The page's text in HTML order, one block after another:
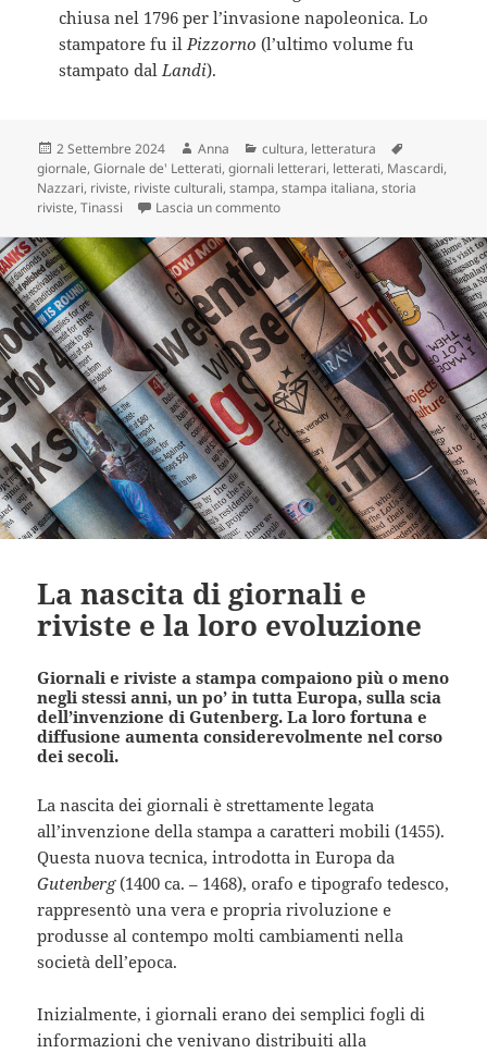
chiusa nel 1796 per l’invasione napoleonica. Lo
stampatore fu il Pizzorno (l’ultimo volume fu
stampato dal Landi).
Scritto
il
2 Settembre 2024 Autore
Anna Categorie
cultura, letteratura
giornale,Giornale de' Letterati,giornali letterari, letterati, Mascardi,
Nazzari, riviste, riviste culturali,stampa,stampa italiana,storia
riviste,Tinassi Lascia un commentosu Giornale de’ Letterati: tra le
La nascita di giornali e
riviste e la loro evoluzione
Giornali e riviste a stampa compaiono più o meno
negli stessi anni, un po’ in tutta Europa, sulla scia
dell’invenzione di Gutenberg. La loro fortuna e
diffusione aumenta considerevolmente nel corso
dei secoli.
La nascita dei giornali è strettamente legata
all’invenzione della stampa a caratteri mobili (1455).
Questa nuova tecnica, introdotta in Europa da
Gutenberg(1400 ca. – 1468), orafo e tipografo tedesco,
rappresentò una vera e propria rivoluzione e
produsse al contempo molti cambiamenti nella
società dell’epoca.
Inizialmente, i giornali erano dei semplici fogli di
informazioni che venivano distribuiti alla